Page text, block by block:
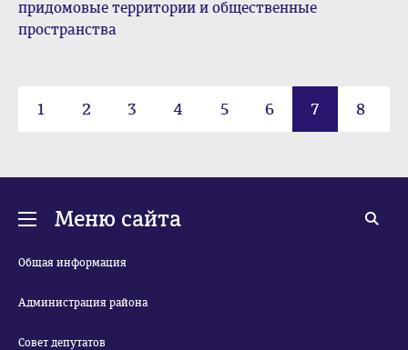
придомовые территории и общественные
пространства
1 2 3 4 5 6 7 8
Меню сайта
Общая информация
Администрация района
Совет депутатов